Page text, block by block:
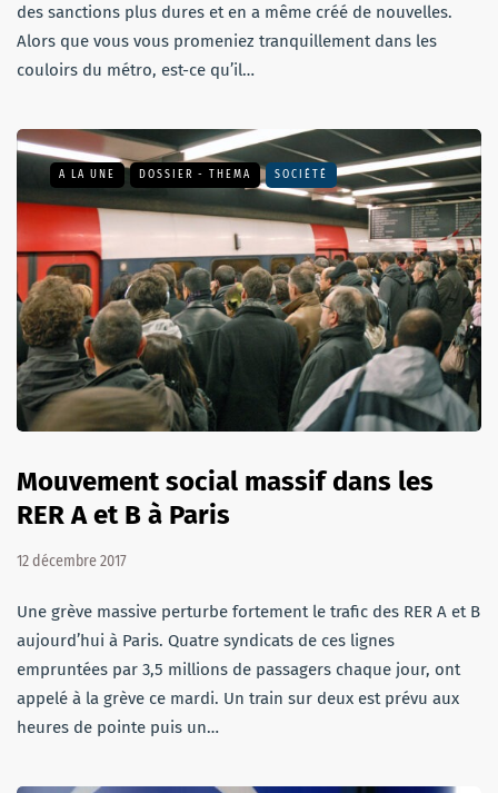
des sanctions plus dures et en a même créé de nouvelles.
Alors que vous vous promeniez tranquillement dans les
couloirs du métro, est-ce qu’il…
A LA UNE DOSSIER - THEMA SOCIÉTÉ
Mouvement social massif dans les
RER A et B à Paris
12 décembre 2017
Une grève massive perturbe fortement le trafic des RER A et B
aujourd’hui à Paris. Quatre syndicats de ces lignes
empruntées par 3,5 millions de passagers chaque jour, ont
appelé à la grève ce mardi. Un train sur deux est prévu aux
heures de pointe puis un…